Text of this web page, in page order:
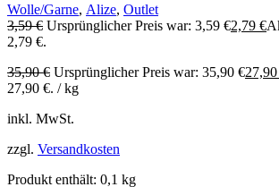
Wolle/Garne, Alize, Outlet
3,59€ Ursprünglicher Preis war: 3,59 €2,79 €
2,79 €.
35,90€ Ursprünglicher Preis war: 35,90 €27,90
27,90 €. /kg
inkl. MwSt.
zzgl. Versandkosten
Produkt enthält: 0,1 kg